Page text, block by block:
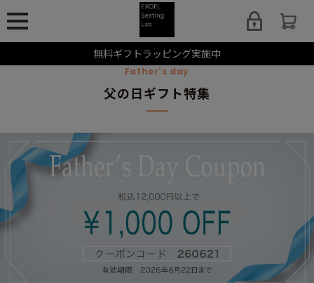
無料ギフトラッピング実施中
Father's day
父の日ギフト特集